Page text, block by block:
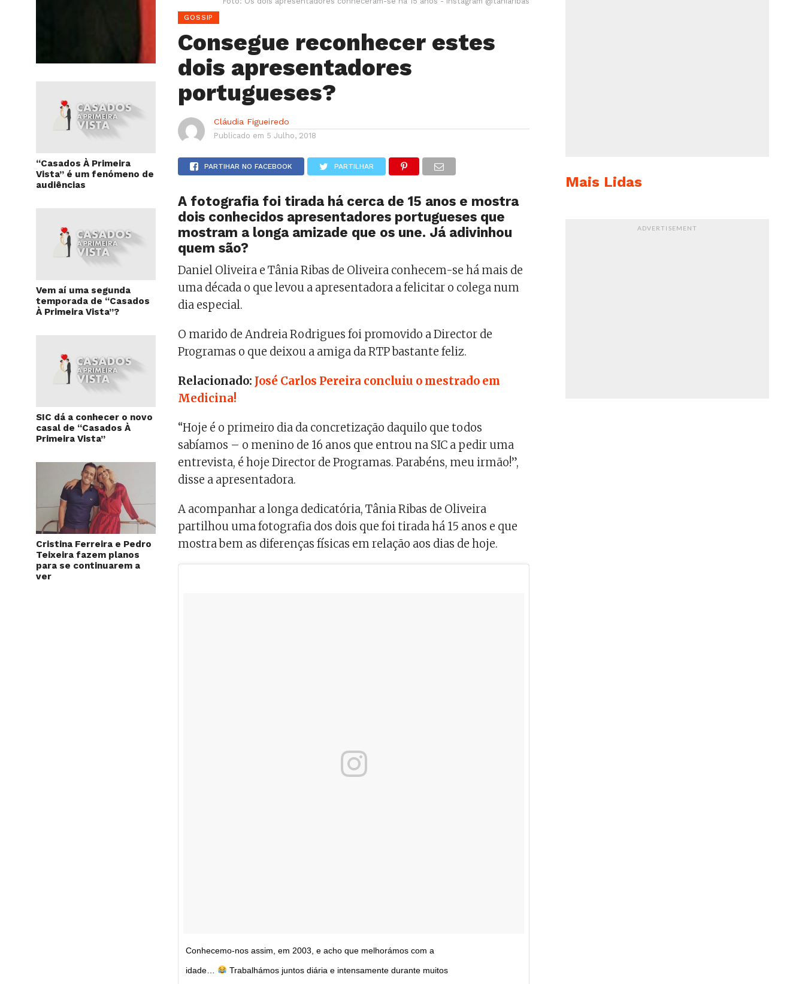
“Casados À Primeira
Vista” é um fenómeno de
audiências
Vem aí uma segunda
temporada de “Casados
À Primeira Vista”?
SIC dá a conhecer o novo
casal de “Casados À
Primeira Vista”
Cristina Ferreira e Pedro
Teixeira fazem planos
para se continuarem a
ver
GOSSIP
Consegue reconhecer estes
dois apresentadores
portugueses?
Cláudia Figueiredo
Publicado em 5 Julho, 2018
PARTIHAR NO FACEBOOK PARTILHAR
A fotografia foi tirada há cerca de 15 anos e mostra
dois conhecidos apresentadores portugueses que
mostram a longa amizade que os une. Já adivinhou
quem são?
Daniel Oliveira e Tânia Ribas de Oliveira conhecem-se há mais de
uma década o que levou a apresentadora a felicitar o colega num
dia especial.
O marido de Andreia Rodrigues foi promovido a Director de
Programas o que deixou a amiga da RTP bastante feliz.
Relacionado: José Carlos Pereira concluiu o mestrado em
Medicina!
“Hoje é o primeiro dia da concretização daquilo que todos
sabíamos – o menino de 16 anos que entrou na SIC a pedir uma
entrevista, é hoje Director de Programas. Parabéns, meu irmão!”,
disse a apresentadora.
A acompanhar a longa dedicatória, Tânia Ribas de Oliveira
partilhou uma fotografia dos dois que foi tirada há 15 anos e que
mostra bem as diferenças físicas em relação aos dias de hoje.
Conhecemo-nos assim, em 2003, e acho que melhorámos com a
idade… Trabalhámos juntos diária e intensamente durante muitos
Mais Lidas
ADVERTISEMENT